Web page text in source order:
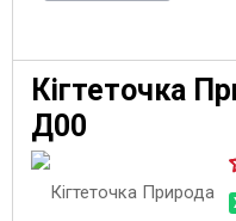
Кігтеточка
Д00